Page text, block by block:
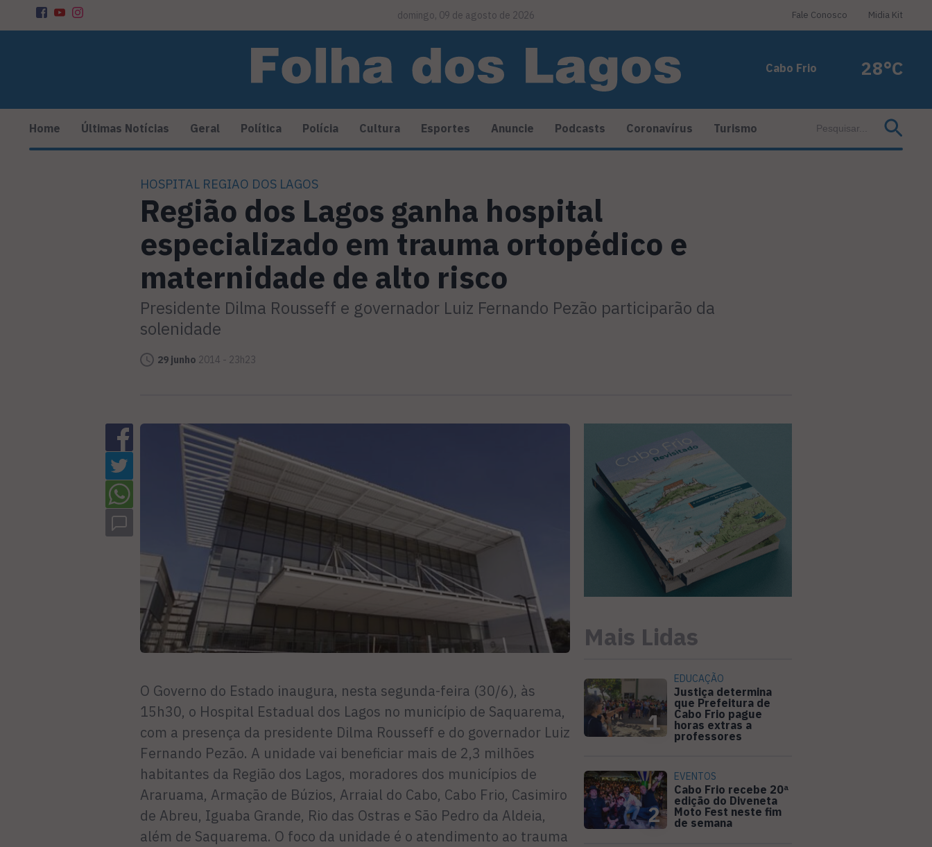
domingo, 09 de agosto de 2026 Fale Conosco Midia Kit
Cabo Frio 28°C
Home Últimas Notícias Geral Política Polícia Cultura Esportes Anuncie Podcasts Coronavírus Turismo
HOSPITAL REGIAO DOS LAGOS
Região dos Lagos ganha hospital
especializado em trauma ortopédico e
maternidade de alto risco
Presidente Dilma Rousseff e governador Luiz Fernando Pezão participarão da
solenidade
29 junho 2014 - 23h23
O Governo do Estado inaugura, nesta segunda-feira (30/6), às
15h30, o Hospital Estadual dos Lagos no município de Saquarema,
com a presença da presidente Dilma Rousseff e do governador Luiz
Fernando Pezão. A unidade vai beneficiar mais de 2,3 milhões
habitantes da Região dos Lagos, moradores dos municípios de
Araruama, Armação de Búzios, Arraial do Cabo, Cabo Frio, Casimiro
de Abreu, Iguaba Grande, Rio das Ostras e São Pedro da Aldeia,
além de Saquarema. O foco da unidade é o atendimento ao trauma
Mais Lidas
1
EDUCAÇÃO
Justiça determina
que Prefeitura de
Cabo Frio pague
horas extras a
professores
2
EVENTOS
Cabo Frio recebe 20ª
edição do Diveneta
Moto Fest neste fim
de semana